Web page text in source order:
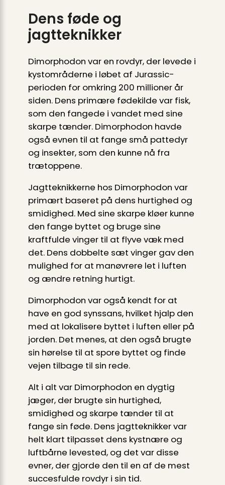
Dens føde og
jagtteknikker
Dimorphodon var en rovdyr, der levede i
kystområderne i løbet af Jurassic-
perioden for omkring 200 millioner år
siden. Dens primære fødekilde var fisk,
som den fangede i vandet med sine
skarpe tænder. Dimorphodon havde
også evnen til at fange små pattedyr
og insekter, som den kunne nå fra
trætoppene.
Jagtteknikkerne hos Dimorphodon var
primært baseret på dens hurtighed og
smidighed. Med sine skarpe kløer kunne
den fange byttet og bruge sine
kraftfulde vinger til at flyve væk med
det. Dens dobbelte sæt vinger gav den
mulighed for at manøvrere let i luften
og ændre retning hurtigt.
Dimorphodon var også kendt for at
have en god synssans, hvilket hjalp den
med at lokalisere byttet i luften eller på
jorden. Det menes, at den også brugte
sin hørelse til at spore byttet og finde
vejen tilbage til sin rede.
Alt i alt var Dimorphodon en dygtig
jæger, der brugte sin hurtighed,
smidighed og skarpe tænder til at
fange sin føde. Dens jagtteknikker var
helt klart tilpasset dens kystnære og
luftbårne levested, og det var disse
evner, der gjorde den til en af de mest
succesfulde rovdyr i sin tid.